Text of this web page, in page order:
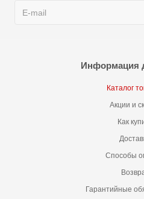
Информация
Каталог
Акции и
Как
Способы
Гарантийные